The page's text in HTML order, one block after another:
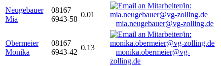
Neugebauer
Mia
08167
6943-58
0.01
mia.neugebauer@vg-zolling.de
Obermeier
Monika
08167
6943-42
0.13
monika.obermeier@vg-
zolling.de